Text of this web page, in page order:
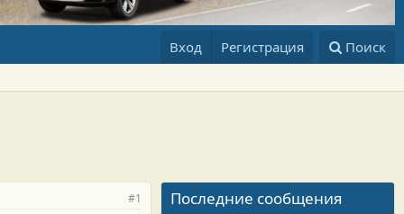
Вход Регистрация Поиск
#1
Последние сообщения